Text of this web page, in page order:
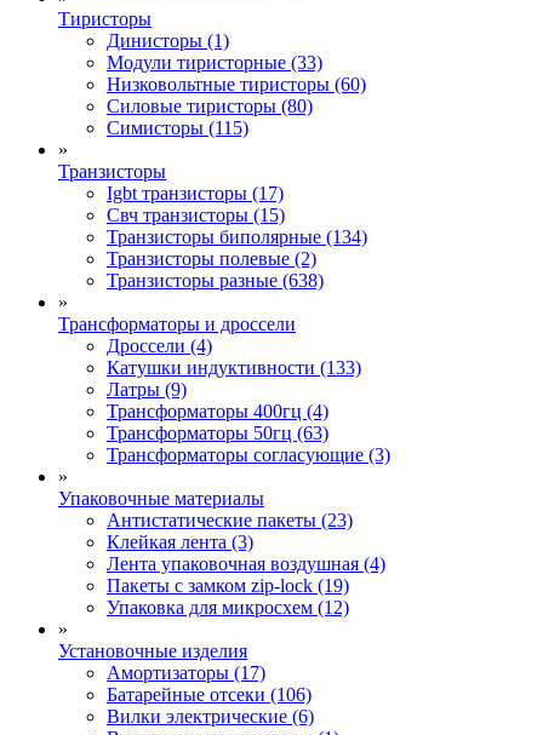
Тиристоры
Динисторы (1)
Модули тиристорные (33)
Низковольтные тиристоры (60)
Силовые тиристоры (80)
Симисторы (115)
»
Транзисторы
Igbt транзисторы (17)
Свч транзисторы (15)
Транзисторы биполярные (134)
Транзисторы полевые (2)
Транзисторы разные (638)
»
Трансформаторы и дроссели
Дроссели (4)
Катушки индуктивности (133)
Латры (9)
Трансформаторы 400гц (4)
Трансформаторы 50гц (63)
Трансформаторы согласующие (3)
»
Упаковочные материалы
Антистатические пакеты (23)
Клейкая лента (3)
Лента упаковочная воздушная (4)
Пакеты с замком zip-lock (19)
Упаковка для микросхем (12)
»
Установочные изделия
Амортизаторы (17)
Батарейные отсеки (106)
Вилки электрические (6)